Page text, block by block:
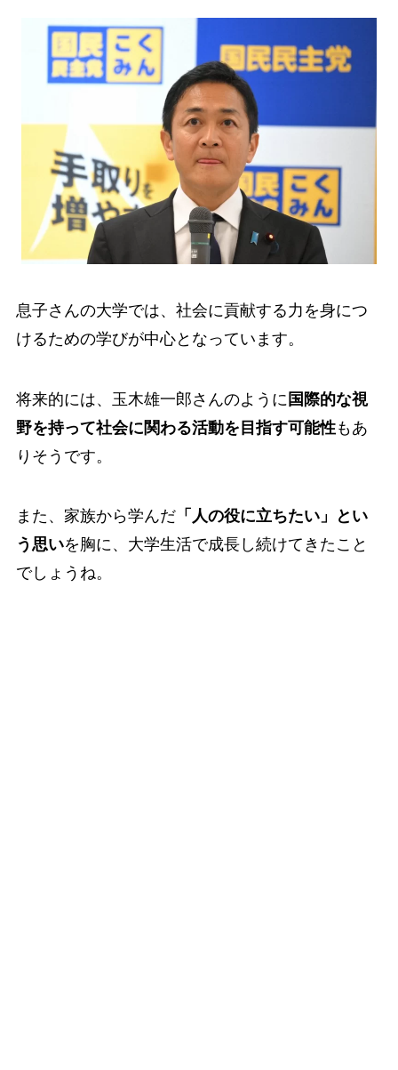
息子さんの大学では、社会に貢献する力を身につ
けるための学びが中心となっています。
将来的には、玉木雄一郎さんのように 国際的な視
野を持って社会に関わる活動を目指す可能性もあ
りそうです。
また、家族から学んだ「人の役に立ちたい」とい
う思いを胸に、大学生活で成長し続けてきたこと
でしょうね。